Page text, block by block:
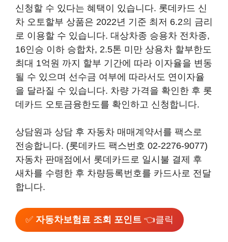
신청할 수 있다는 혜택이 있습니다. 롯데카드 신
차 오토할부 상품은 2022년 기준 최저 6.2의 금리
로 이용할 수 있습니다. 대상차종 승용차 전차종,
16인승 이하 승합차, 2.5톤 미만 상용차 할부한도
최대 1억원 까지 할부 기간에 따라 이자율을 변동
될 수 있으며 선수금 여부에 따라서도 연이자율
을 달라질 수 있습니다. 차량 가격을 확인한 후 롯
데카드 오토금융한도를 확인하고 신청합니다.
상담원과 상담 후 자동차 매매계약서를 팩스로
전송합니다. (롯데카드 팩스번호 02-2276-9077)
자동차 판매점에서 롯데카드로 일시불 결제 후
새차를 수령한 후 차량등록번호를 카드사로 전달
합니다.
✅ 자동차보험료 조회 포인트 👈클릭